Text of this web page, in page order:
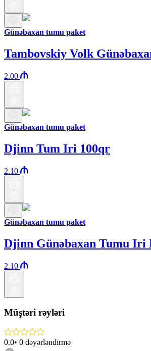
Günəbaxan tumu paket
Tambovskiy Volk
2.00
Günəbaxan tumu paket
Djinn Tum Iri 100qr
2.10
Günəbaxan tumu paket
Djinn Günəbaxan Tumu Iri
2.10
Müştəri rəyləri
0.0• 0 dəyərləndirmə